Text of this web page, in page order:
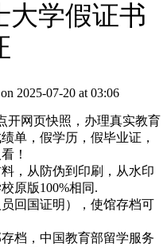
大学假证书
on 2025-07-20 at 03:06
开网页快照，办理真实教育
单，假学历，假毕业证，
！
，从防伪到印刷，从水印
原版100%相同.
回国证明），使馆存档可
档，中国教育部留学服务